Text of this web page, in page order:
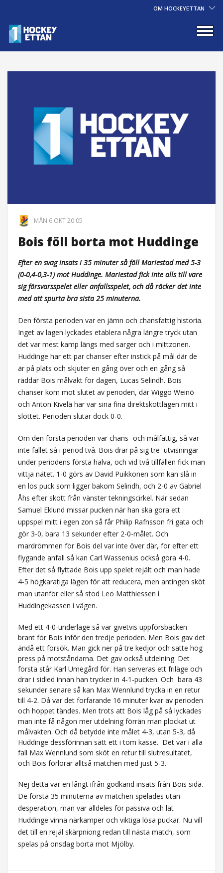
OM HOCKEYETTAN
MÅN 6 OKT 20:05
Bois föll borta mot Huddinge
Efter en svag insats i 35 minuter så föll Mariestad med 5-3
(0-0,4-0,3-1) mot Huddinge. Mariestad fick inte alls till vare
sig försvarsspelet eller anfallsspelet, och då räcker det inte
med att spurta bra sista 25 minuterna.
Den första perioden var en jämn och chansfattig historia.
Inget av lagen lyckades etablera några längre tryck utan
det var mest kamp längs med sarger och i mittzonen.
Huddinge har ett par chanser efter instick på mål där de
är på plats och skjuter en gång över och en gång så
räddar Bois målvakt för dagen, Lucas Selindh. Bois
chanser kom mot slutet av perioden, där Wiggo Weinö
och Anton Kivelä har var sina fina direktskottlägen mitt i
slottet. Perioden slutar dock 0-0.
Om den första perioden var chans- och målfattig, så var
inte fallet så i period två. Bois drar på sig tre utvisningar
under periodens första halva, och vid två tillfällen fick man
vittja nätet. 1-0 görs av David Puikkonen som kan slå in
en lös puck som ligger bakom Selindh, och 2-0 av Gabriel
Åhs efter skott från vänster tekningscirkel. När sedan
Samuel Eklund missar pucken när han ska göra ett
uppspel mitt i egen zon så får Philip Rafnsson fri gata och
gör 3-0, bara 13 sekunder efter 2-0-målet. Och
mardrömmen för Bois del var inte över där, för efter ett
flygande anfall så kan Carl Wassenius också göra 4-0.
Efter det så flyttade Bois upp spelet rejält och man hade
4-5 högkaratiga lägen för att reducera, men antingen sköt
man utanför eller så stod Leo Matthiessen i
Huddingekassen i vägen.
Med ett 4-0-underläge så var givetvis uppförsbacken
brant för Bois inför den tredje perioden. Men Bois gav det
ändå ett försök. Man gick ner på tre kedjor och satte hög
press på motståndarna. Det gav också utdelning. Det
första står Karl Umegård för. Han serveras ett friläge och
drar i sidled innan han trycker in 4-1-pucken. Och bara 43
sekunder senare så kan Max Wennlund trycka in en retur
till 4-2. Då var det forfarande 16 minuter kvar av perioden
och hoppet tändes. Men trots att Bois låg på så lyckades
man inte få någon mer utdelning förrän man plockat ut
målvakten. Och då betydde inte målet 4-3, utan 5-3, då
Huddinge dessförinnan satt ett i tom kasse. Det var i alla
fall Max Wennlund som sköt en retur till slutresultatet,
och Bois förlorar alltså matchen med just 5-3.
Nej detta var en långt ifrån godkänd insats från Bois sida.
De första 35 minuterna av matchen spelades utan
desperation, man var alldeles för passiva och lät
Huddinge vinna närkamper och viktiga lösa puckar. Nu vill
det till en rejäl skärpniong redan till nästa match, som
spelas på onsdag borta mot Mjölby.